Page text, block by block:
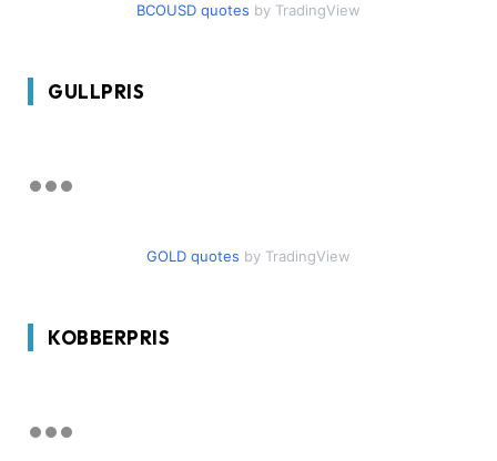
BCOUSD quotes by TradingView
GULLPRIS
GOLD quotes by TradingView
KOBBERPRIS